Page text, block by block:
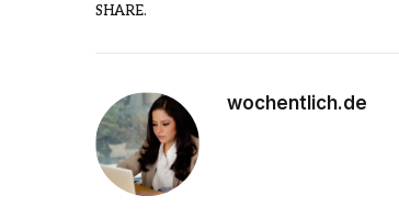
SHARE.
wochentlich.de